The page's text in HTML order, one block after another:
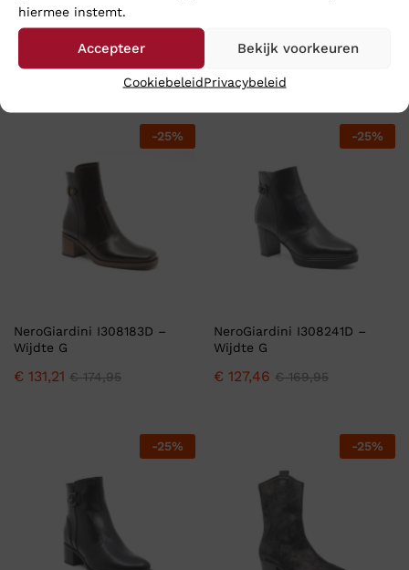
hiermee instemt.
Accepteer Bekijk voorkeuren
CookiebeleidPrivacybeleid
Durea 9759 – Wijdte H
€224,96 €299,95
-25%
NeroGiardini I308183D –
Wijdte G
€ 131,21 €174,95
-25%
NeroGiardini I308241D –
Wijdte G
€ 127,46 €169,95
-25% -25%